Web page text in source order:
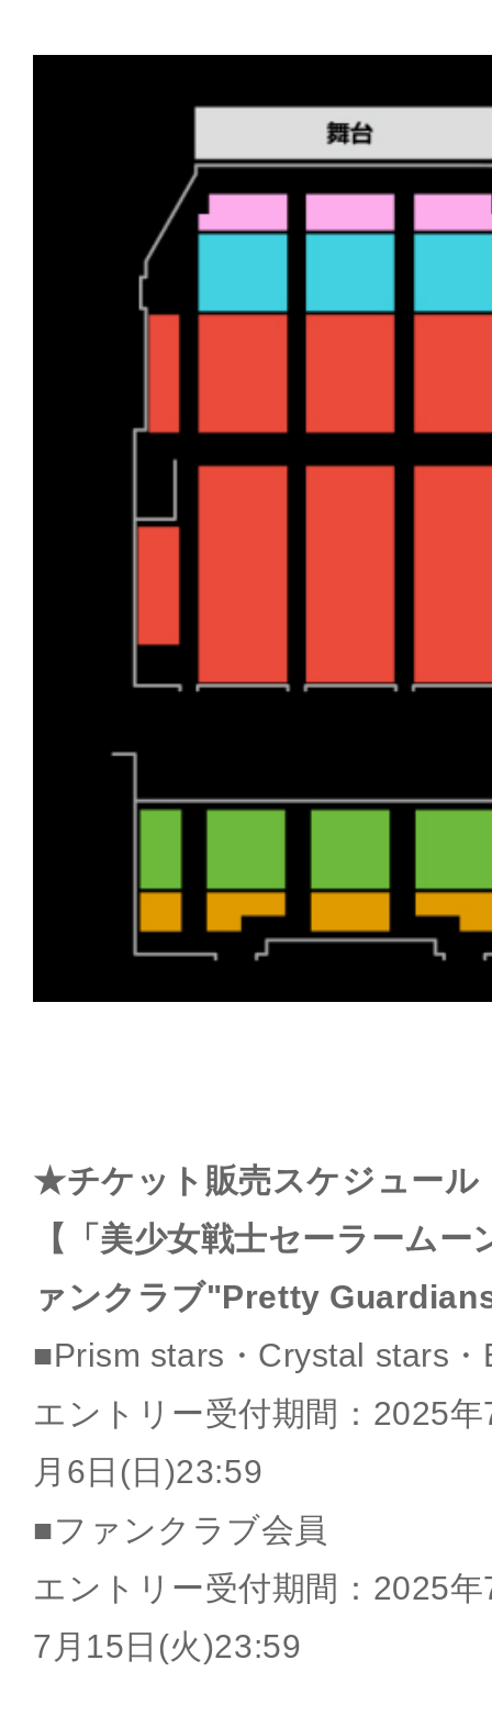
★チケット販売スケジュール
【「美少女戦士セーラーム
ァンクラブ"Pretty
■Prism stars・Crystal stars
エントリー受付期間：2025
月6日(日)23:59
■ファンクラブ会員
エントリー受付期間：2025
7月15日(火)23:59